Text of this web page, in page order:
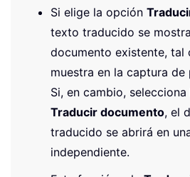
Si elige la opción
texto traducido se
documento existente, tal
muestra en la captura de
Si, en cambio,
Traducir documento, el
traducido se abrirá en
independiente.